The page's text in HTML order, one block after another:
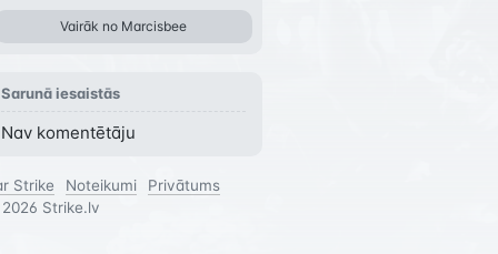
Vairāk no Marcisbee
Sarunā iesaistās
Nav komentētāju
Strike Noteikumi
Privātums
2026 Strike.lv